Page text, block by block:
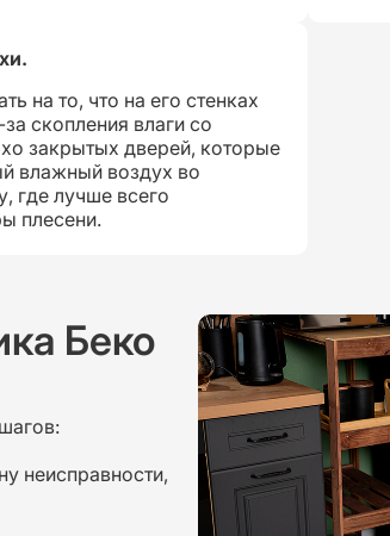
на то, что на его стенках
скопления влаги со
закрытых дверей, которые
влажный воздух во
где лучше всего
плесени.
Беко
неисправности,